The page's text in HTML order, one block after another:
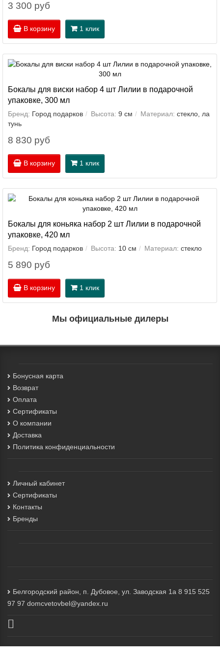
3 300 руб
В корзину 1 клик
Бокалы для виски набор 4 шт Лилии в подарочной
упаковке, 300 мл
Бренд: Город подарков Высота: 9 см Материал: стекло, ла
тунь
8 830 руб
В корзину 1 клик
Бокалы для коньяка набор 2 шт Лилии в подарочной
упаковке, 420 мл
Бренд: Город подарков Высота: 10 см Материал: стекло
5 890 руб
В корзину 1 клик
Мы официальные дилеры
Бонусная карта
Возврат
Оплата
Сертификаты
О компании
Доставка
Политика конфиденциальности
Личный кабинет
Сертификаты
Контакты
Бренды
Белгородский район, п. Дубовое, ул. Заводская 1а 8 915 525
97 97 domcvetovbel@yandex.ru